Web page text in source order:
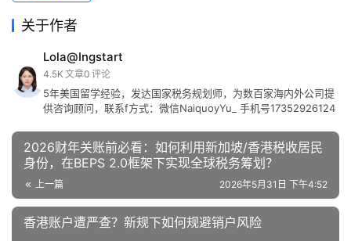
关于作者
Lola@Ingstart
4.5K 文章0 评论
5年美国留学经验，发达国家税务规划师，为数百家海内外公司提
供咨询顾问，联系f方式：微信NaiquoyYu_ 手机号17352926124
2026财年关账前必看：如何利用新加坡/香港税收居民
身份，在BEPS 2.0框架下实现全球税务筹划？
上一篇 2026年5月31日 下午4:52
香港账户遭严查？新规下如何规避销户风险